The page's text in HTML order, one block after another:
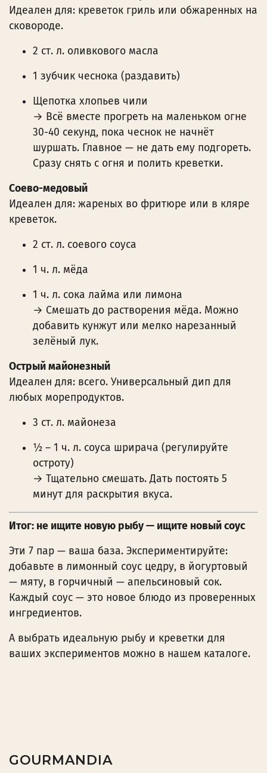
Идеален для: креветок гриль или обжаренных на
сковороде.
2 ст. л. оливкового масла
1 зубчик чеснока (раздавить)
Щепотка хлопьев чили
→ Всё вместе прогреть на маленьком огне
30-40 секунд, пока чеснок не начнёт
шуршать. Главное — не дать ему подгореть.
Сразу снять с огня и полить креветки.
Соево-медовый
Идеален для: жареных во фритюре или в кляре
креветок.
2 ст. л. соевого соуса
1 ч. л. мёда
1 ч. л. сока лайма или лимона
→ Смешать до растворения мёда. Можно
добавить кунжут или мелко нарезанный
зелёный лук.
Острый майонезный
Идеален для: всего. Универсальный дип для
любых морепродуктов.
3 ст. л. майонеза
½ – 1 ч. л. соуса шрирача (регулируйте
остроту)
→ Тщательно смешать. Дать постоять 5
минут для раскрытия вкуса.
Итог: не ищите новую рыбу — ищите новый соус
Эти 7 пар — ваша база. Экспериментируйте:
добавьте в лимонный соус цедру, в йогуртовый
— мяту, в горчичный — апельсиновый сок.
Каждый соус — это новое блюдо из проверенных
ингредиентов.
А выбрать идеальную рыбу и креветки для
ваших экспериментов можно в нашем каталоге.
GOURMANDIA